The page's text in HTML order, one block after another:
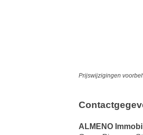
Prijswijzigingen
ALMENO